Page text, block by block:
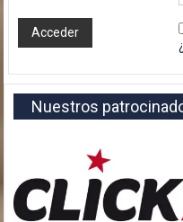
Nuestros